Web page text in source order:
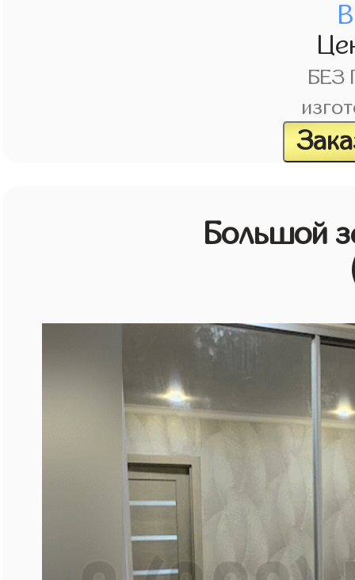
БЕЗ
Большой